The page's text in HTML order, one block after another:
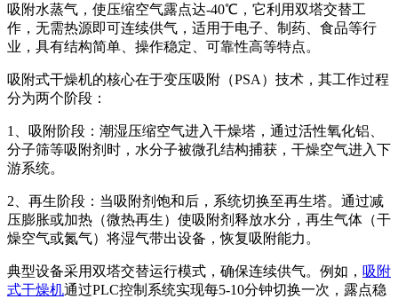
吸附水蒸气，使压缩空气露点达-40℃，它利用双塔交替工
作，无需热源即可连续供气，适用于电子、制药、食品等行
业，具有结构简单、操作稳定、可靠性高等特点。
吸附式干燥机的核心在于变压吸附（PSA）技术，其工作过程
分为两个阶段：
1、吸附阶段：潮湿压缩空气进入干燥塔，通过活性氧化铝、
分子筛等吸附剂时，水分子被微孔结构捕获，干燥空气进入下
游系统。
2、再生阶段：当吸附剂饱和后，系统切换至再生塔。通过减
压膨胀或加热（微热再生）使吸附剂释放水分，再生气体（干
燥空气或氮气）将湿气带出设备，恢复吸附能力。
典型设备采用双塔交替运行模式，确保连续供气。例如， 吸附
式干燥机通过PLC控制系统实现每5-10分钟切换一次，露点稳